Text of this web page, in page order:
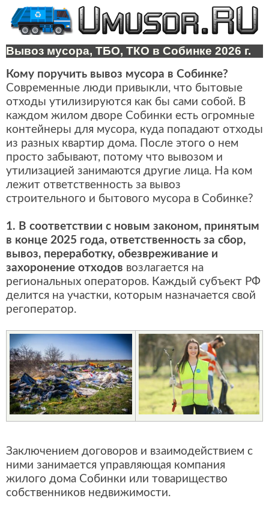
Вывоз мусора, ТБО, ТКО в Собинке 2026 г.
Кому поручить вывоз мусора в Собинке?
Современные люди привыкли, что бытовые
отходы утилизируются как бы сами собой. В
каждом жилом дворе Собинки есть огромные
контейнеры для мусора, куда попадают отходы
из разных квартир дома. После этого о нем
просто забывают, потому что вывозом и
утилизацией занимаются другие лица. На ком
лежит ответственность за вывоз
строительного и бытового мусора в Собинке?
1. В соответствии с новым законом, принятым
в конце 2025 года, ответственность за сбор,
вывоз, переработку, обезвреживание и
захоронение отходов возлагается на
региональных операторов. Каждый субъект РФ
делится на участки, которым назначается свой
регоператор.
Заключением договоров и взаимодействием с
ними занимается управляющая компания
жилого дома Собинки или товарищество
собственников недвижимости.